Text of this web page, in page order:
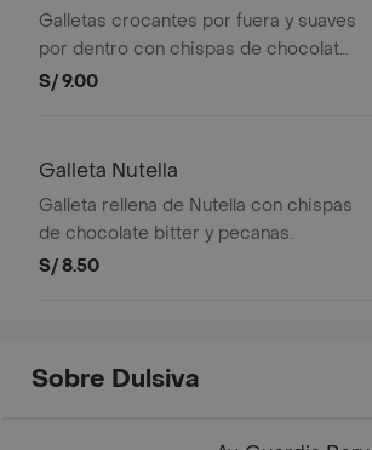
Galletas crocantes por fuera y suaves
por dentro con chispas de chocolate
bitter, chocolate de leche y pecanas.
S/ 9.00
Galleta Nutella
Galleta rellena de Nutella con chispas
de chocolate bitter y pecanas.
S/ 8.50
Sobre Dulsiva